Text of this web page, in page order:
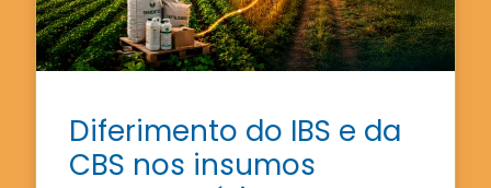
Diferimento do IBS e da
CBS nos insumos